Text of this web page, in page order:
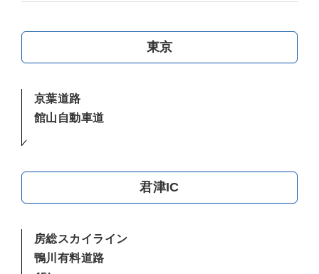
東京
京葉道路
館山自動車道
君津IC
房総スカイライン
鴨川有料道路